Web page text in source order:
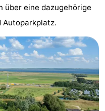
über eine dazugehörige
Autoparkplatz.